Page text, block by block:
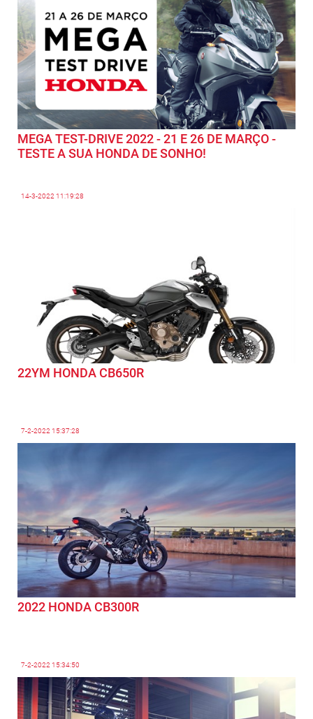
MEGA TEST-DRIVE 2022 - 21 E 26 DE MARÇO -
TESTE A SUA HONDA DE SONHO!
14-3-202211:19:28
22YM HONDA CB650R
7-2-2022 15:37:28
2022 HONDA CB300R
7-2-2022 15:34:50